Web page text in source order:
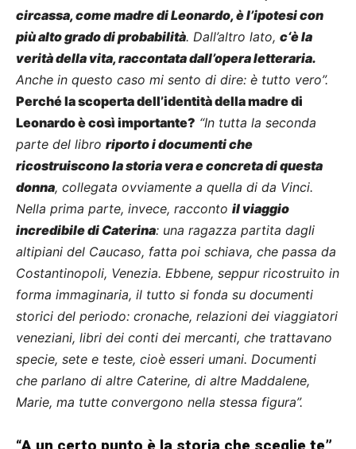
circassa, come madre di Leonardo, è l’ipotesi con
più alto grado di probabilità. Dall’altro lato, c‘è la
verità della vita, raccontata dall’opera letteraria.
Anche in questo caso mi sento di dire: è tutto vero”.
Perché la scoperta dell’identità della madre di
Leonardo è così importante? “In tutta la seconda
parte del libro riporto i documenti che
ricostruiscono la storia vera e concreta di questa
donna, collegata ovviamente a quella di da Vinci.
Nella prima parte, invece, racconto il viaggio
incredibile di Caterina: una ragazza partita dagli
altipiani del Caucaso, fatta poi schiava, che passa da
Costantinopoli, Venezia. Ebbene, seppur ricostruito in
forma immaginaria, il tutto si fonda su documenti
storici del periodo: cronache, relazioni dei viaggiatori
veneziani, libri dei conti dei mercanti, che trattavano
specie, sete e teste, cioè esseri umani. Documenti
che parlano di altre Caterine, di altre Maddalene,
Marie, ma tutte convergono nella stessa figura”.
“A un certo punto è la storia che sceglie te”